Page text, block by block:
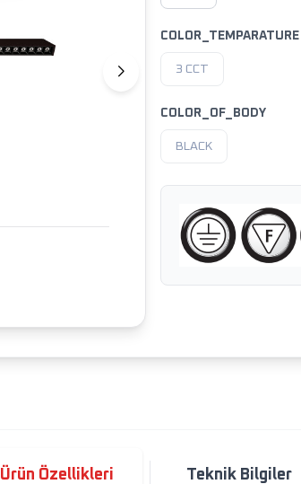
COLOR_TEMPARATURE
3 CCT
COLOR_OF_BODY
BLACK
Ürün Özellikleri Teknik Bilgiler